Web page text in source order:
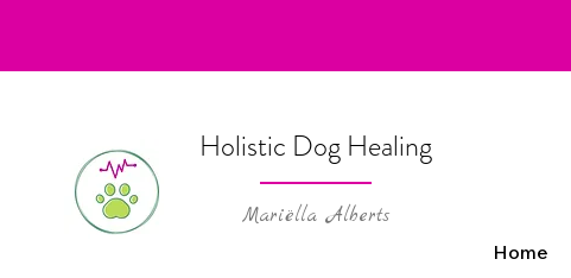
Holistic Dog Healing
Mariëlla Alberts
Home